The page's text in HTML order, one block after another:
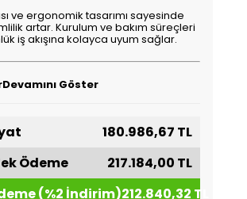
ve ergonomik tasarımı sayesinde
artar. Kurulum ve bakım süreçleri
iş akışına kolayca uyum sağlar.
Devamını Göster
180.986,67 TL
Ödeme
217.184,00 TL
(%2 İndirim)212.840,32 TL